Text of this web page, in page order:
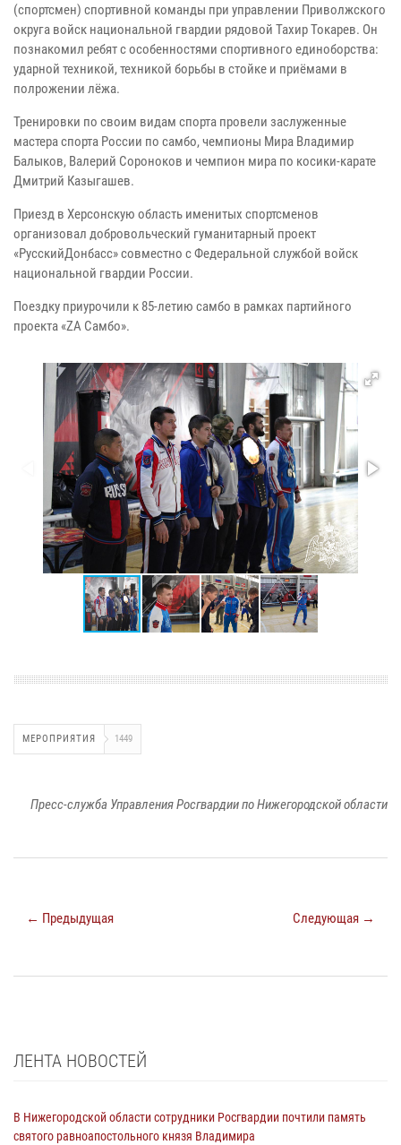
(спортсмен) спортивной команды при управлении Приволжского
округа войск национальной гвардии рядовой Тахир Токарев. Он
познакомил ребят с особенностями спортивного единоборства:
ударной техникой, техникой борьбы в стойке и приёмами в
полрожении лёжа.
Тренировки по своим видам спорта провели заслуженные
мастера спорта России по самбо, чемпионы Мира Владимир
Балыков, Валерий Сороноков и чемпион мира по косики-карате
Дмитрий Казыгашев.
Приезд в Херсонскую область именитых спортсменов
организовал добровольческий гуманитарный проект
«РусскийДонбасс» совместно с Федеральной службой войск
национальной гвардии России.
Поездку приурочили к 85-летию самбо в рамках партийного
проекта «ZA Самбо».
МЕРОПРИЯТИЯ 1449
Пресс-служба Управления Росгвардии по Нижегородской области
← Предыдущая Следующая →
ЛЕНТА НОВОСТЕЙ
В Нижегородской области сотрудники Росгвардии почтили память
святого равноапостольного князя Владимира